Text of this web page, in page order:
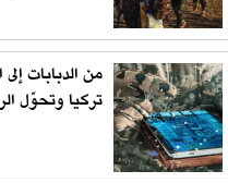
من الدبابات
تركيا وتحوّل